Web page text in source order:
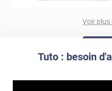
Voir plus
Tuto : besoin